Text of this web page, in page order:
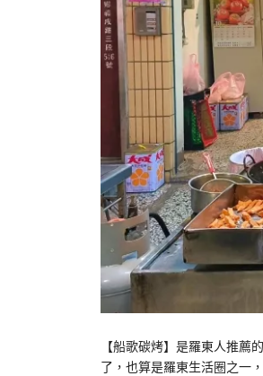
【船歌碳烤】是羅東人推
了，也算是羅東生活圈之一